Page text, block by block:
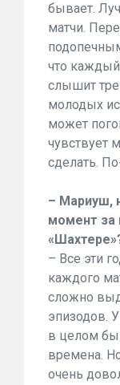
бывает.
матчи.
что каждый
слышит
молодых
может
чувствует
сделать.
– Мариуш,
момент за
– Все эти
каждого
сложно
эпизодов.
в целом
времена.
очень